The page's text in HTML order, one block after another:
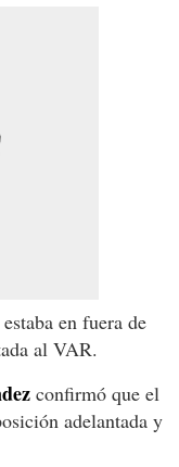
en fuera de
al VAR.
confirmó que el
adelantada y